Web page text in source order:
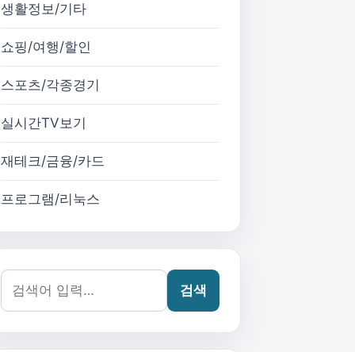
생활정보/기타
쇼핑/여행/할인
스포츠/각종경기
실시간TV보기
재테크/금융/카드
프로그램/리눅스
검색어:
검색